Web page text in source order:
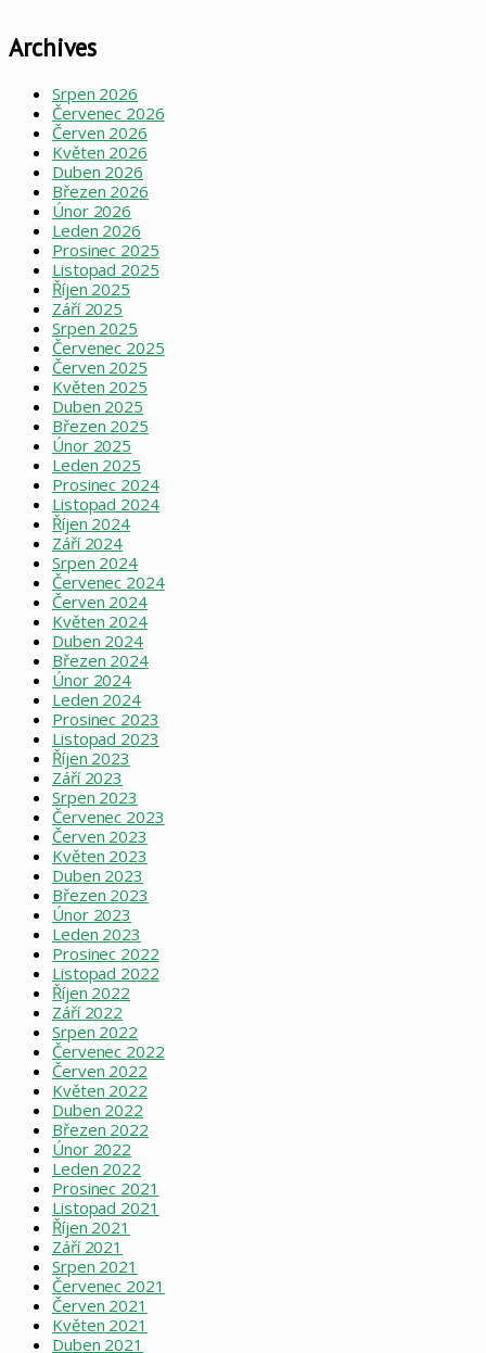
Archives
Srpen 2026
Červenec 2026
Červen 2026
Květen 2026
Duben 2026
Březen 2026
Únor 2026
Leden 2026
Prosinec 2025
Listopad 2025
Říjen 2025
Září 2025
Srpen 2025
Červenec 2025
Červen 2025
Květen 2025
Duben 2025
Březen 2025
Únor 2025
Leden 2025
Prosinec 2024
Listopad 2024
Říjen 2024
Září 2024
Srpen 2024
Červenec 2024
Červen 2024
Květen 2024
Duben 2024
Březen 2024
Únor 2024
Leden 2024
Prosinec 2023
Listopad 2023
Říjen 2023
Září 2023
Srpen 2023
Červenec 2023
Červen 2023
Květen 2023
Duben 2023
Březen 2023
Únor 2023
Leden 2023
Prosinec 2022
Listopad 2022
Říjen 2022
Září 2022
Srpen 2022
Červenec 2022
Červen 2022
Květen 2022
Duben 2022
Březen 2022
Únor 2022
Leden 2022
Prosinec 2021
Listopad 2021
Říjen 2021
Září 2021
Srpen 2021
Červenec 2021
Červen 2021
Květen 2021
Duben 2021